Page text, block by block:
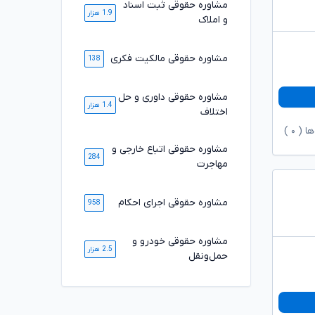
( ۰
مشاوره حقوقی ثبت اسناد
و املاک
1.9 هزار
مشاوره حقوقی مالکیت فکری 138
مشاوره حقوقی داوری و حل
اختلاف
1.4 هزار
مشاوره حقوقی اتباع خارجی و
مهاجرت
284
مشاوره حقوقی اجرای احکام 958
مشاوره حقوقی خودرو و
حمل‌ونقل
2.5 هزار